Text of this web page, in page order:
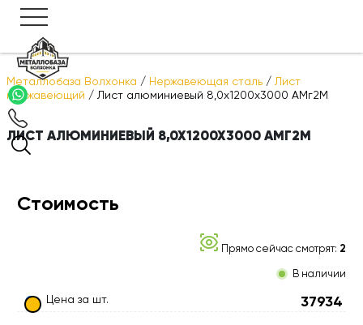
Металлобаза Волхонка / Нержавеющая сталь / Лист
нержавеющий / Лист алюминиевый 8,0х1200х3000 АМг2М
ЛИСТ АЛЮМИНИЕВЫЙ 8,0Х1200Х3000 АМГ2М
Стоимость
Прямо сейчас смотрят: 2
В наличии
Цена за шт. 37934